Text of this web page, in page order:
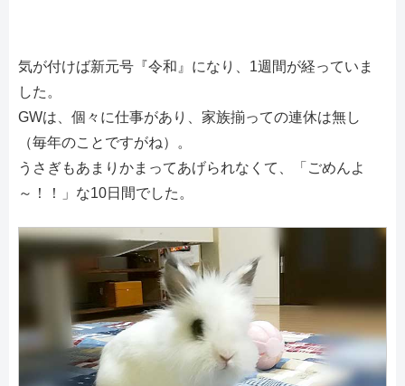
気が付けば新元号『令和』になり、1週間が経っていま
した。
GWは、個々に仕事があり、家族揃っての連休は無し
（毎年のことですがね）。
うさぎもあまりかまってあげられなくて、「ごめんよ
～！！」な10日間でした。